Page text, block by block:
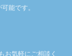
能です。
お気軽にご相談く